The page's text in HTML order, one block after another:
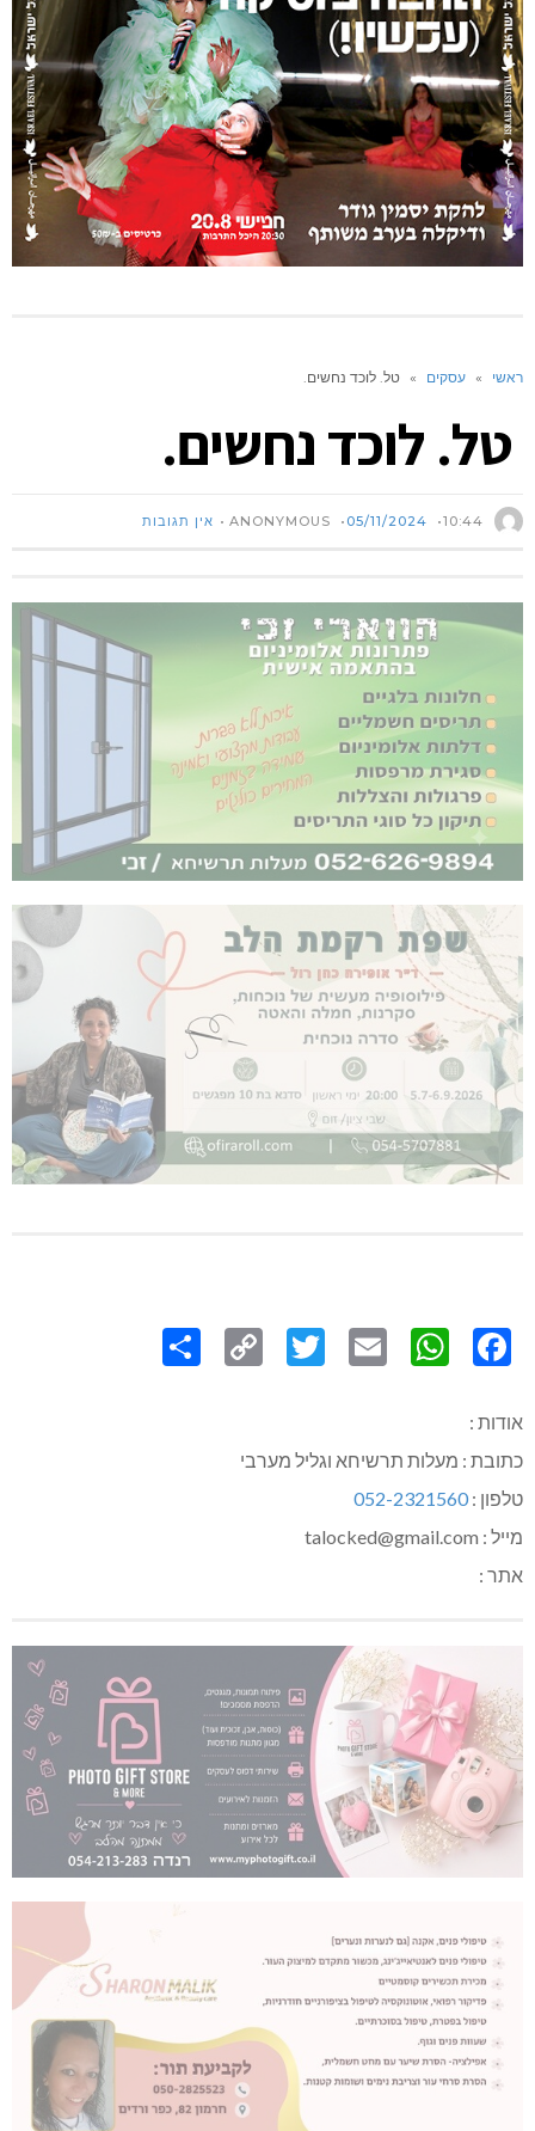
ראשי » עסקים » טל. לוכד נחשים.
טל. לוכד נחשים.
05/11/2024 10:44 אין תגובות
Link
אודות :
כתובת : מעלות תרשיחא וגליל מערבי
טלפון : 052-2321560
מייל : talocked@gmail.com
אתר :